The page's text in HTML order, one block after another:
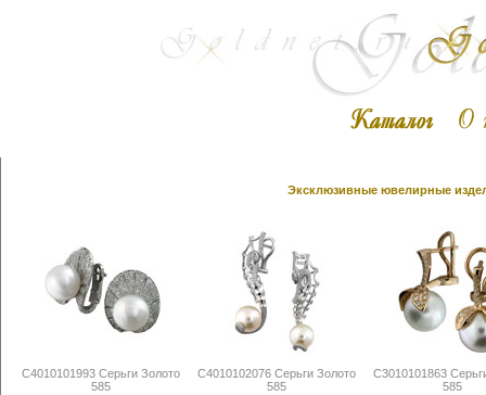
Эксклюзивные ювелирные
С4010101993 Серьги Золото
585
С4010102076 Серьги Золото
585
С3010101863
585